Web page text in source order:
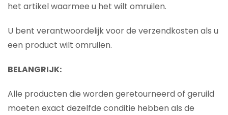
het artikel waarmee u het wilt omruilen.
U bent verantwoordelijk voor de verzendkosten als u
een product wilt omruilen.
BELANGRIJK:
Alle producten die worden geretourneerd of geruild
moeten exact dezelfde conditie hebben als de